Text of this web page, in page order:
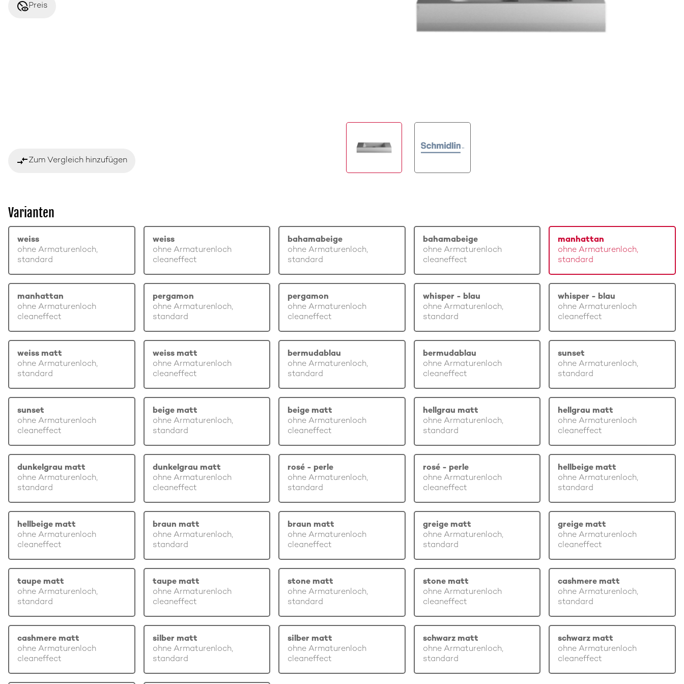
disabled_visiblePreis
compare_arrowsZum Vergleich hinzufügen
Varianten
weiss
ohne Armaturenloch,
standard
weiss
ohne Armaturenloch
cleaneffect
bahamabeige
ohne Armaturenloch,
standard
bahamabeige
ohne Armaturenloch
cleaneffect
manhattan
ohne Armaturenloch,
standard
manhattan
ohne Armaturenloch
cleaneffect
pergamon
ohne Armaturenloch,
standard
pergamon
ohne Armaturenloch
cleaneffect
whisper - blau
ohne Armaturenloch,
standard
whisper - blau
ohne Armaturenloch
cleaneffect
weiss matt
ohne Armaturenloch,
standard
weiss matt
ohne Armaturenloch
cleaneffect
bermudablau
ohne Armaturenloch,
standard
bermudablau
ohne Armaturenloch
cleaneffect
sunset
ohne Armaturenloch,
standard
sunset
ohne Armaturenloch
cleaneffect
beige matt
ohne Armaturenloch,
standard
beige matt
ohne Armaturenloch
cleaneffect
hellgrau matt
ohne Armaturenloch,
standard
hellgrau matt
ohne Armaturenloch
cleaneffect
dunkelgrau matt
ohne Armaturenloch,
standard
dunkelgrau matt
ohne Armaturenloch
cleaneffect
rosé - perle
ohne Armaturenloch,
standard
rosé - perle
ohne Armaturenloch
cleaneffect
hellbeige matt
ohne Armaturenloch,
standard
hellbeige matt
ohne Armaturenloch
cleaneffect
braun matt
ohne Armaturenloch,
standard
braun matt
ohne Armaturenloch
cleaneffect
greige matt
ohne Armaturenloch,
standard
greige matt
ohne Armaturenloch
cleaneffect
taupe matt
ohne Armaturenloch,
standard
taupe matt
ohne Armaturenloch
cleaneffect
stone matt
ohne Armaturenloch,
standard
stone matt
ohne Armaturenloch
cleaneffect
cashmere matt
ohne Armaturenloch,
standard
cashmere matt
ohne Armaturenloch
cleaneffect
silber matt
ohne Armaturenloch,
standard
silber matt
ohne Armaturenloch
cleaneffect
schwarz matt
ohne Armaturenloch,
standard
schwarz matt
ohne Armaturenloch
cleaneffect